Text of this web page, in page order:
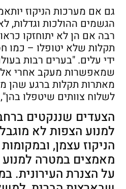
גם אם מערכות הניקוז
הגשמים ההולכות וגדלות,
רבה אם הן לא יתוחזקו
תקלות שלא יטופלו – כמו
ידי עלים. "בערים רבות
שמאפשרות מעקב אחרי
מאתרות תקלות ברגע שהן
לשלוח צוותים שיטפלו
הצעדים שננקטים
למנוע הצפות לא
הניקוז עצמן,
מאמצים במטרה
על הצנרת העירונית.